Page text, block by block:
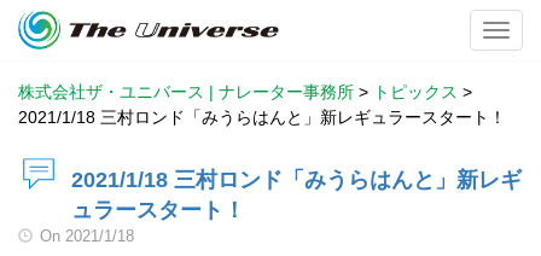
株式会社ザ・ユニバース | ナレーター事務所 > トピックス >
2021/1/18 三村ロンド「みうらはんと」新レギュラースタート！
2021/1/18 三村ロンド「みうらはんと」新レギ
ュラースタート！
On 2021/1/18